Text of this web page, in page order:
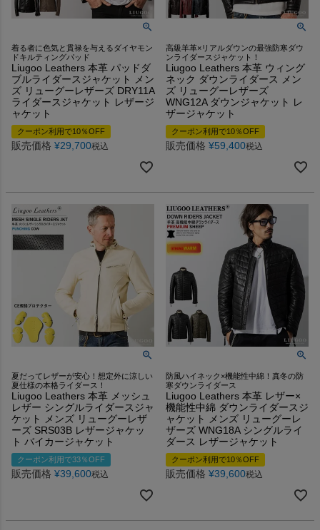
着る者に色気と貫禄を与えるダイヤモン
ドキルティングパッド
Liugoo Leathers 本革 パッドダ
ブルライダースジャケット メン
ズ リューグーレザーズ DRY11A
ライダースジャケット レザージ
ャケット
クーポン利用で10％OFF
販売価格 ¥29,700税込
高級羊革×リアルダウンの最強防寒ダウ
ンライダースジャケット！
Liugoo Leathers 本革 ウィング
ネック ダウンライダース メン
ズ リューグーレザーズ
WNG12A ダウンジャケット レ
ザージャケット
クーポン利用で10％OFF
販売価格 ¥59,400税込
夏だってレザーが安心！想定外に涼しい
夏仕様の本格ライダース！
Liugoo Leathers 本革 メッシュ
レザー シングルライダースジャ
ケット メンズ リューグーレザ
ーズ SRS03B レザージャケッ
ト バイカージャケット
クーポン利用で33％OFF
販売価格 ¥39,600税込
防風ハイネック×機能性中綿！真冬の防
寒ダウンライダース
Liugoo Leathers 本革 レザー×
機能性中綿 ダウンライダースジ
ャケット メンズ リューグーレ
ザーズ WNG18A シングルライ
ダース レザージャケット
クーポン利用で10％OFF
販売価格 ¥39,600税込